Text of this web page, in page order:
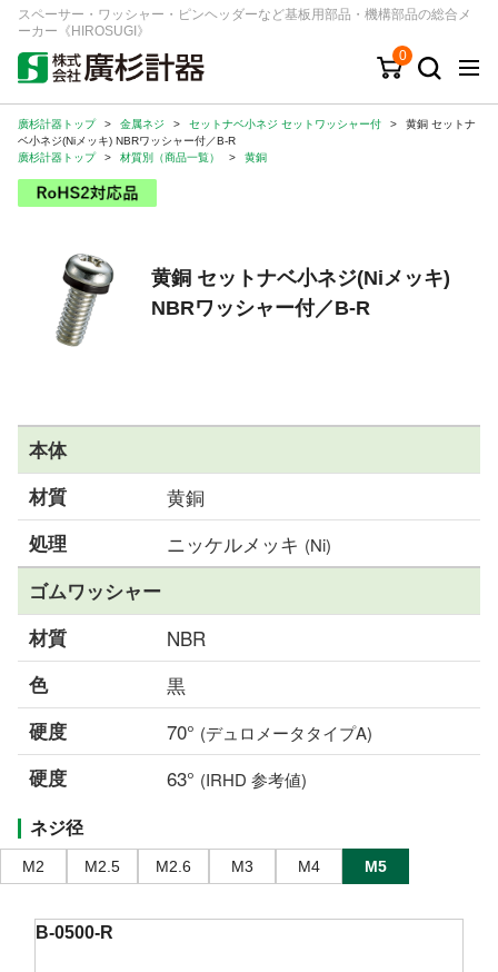
スペーサー・ワッシャー・ピンヘッダーなど基板用部品・機構部品の総合メ
ーカー《HIROSUGI》
0
キーワード 品番/シリーズ
商品カテゴリから探す
ジャンルから探す
シリーズから探す
ログイン
お問い合わせ窓口
廣杉計器トップ > 金属ネジ > セットナベ小ネジ セットワッシャー付 >
黄銅 セットナ
ベ小ネジ(Niメッキ) NBRワッシャー付／B-R
廣杉計器トップ
> 材質別（商品一覧） > 黄銅
黄銅 セットナベ小ネジ(Niメッキ)
NBRワッシャー付／B-R
本体
材質
黄銅
処理 ニッケルメッキ (Ni)
ゴムワッシャー
材質
NBR
色 黒
硬度 70° (デュロメータタイプA)
硬度 63° (IRHD 参考値)
ネジ径
M2 M2.5 M2.6 M3 M4 M5
B-0500-R